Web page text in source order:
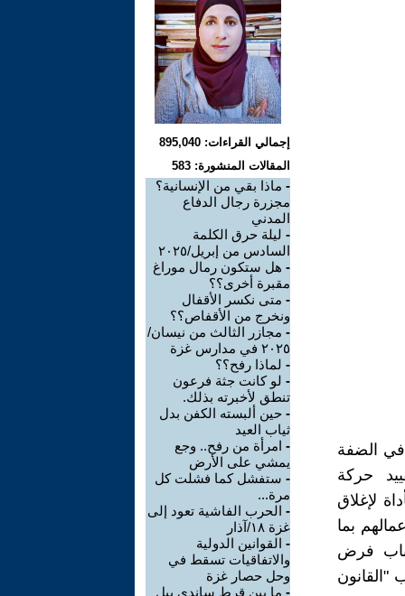
في الضفة
حركة
لإغلاق
بما
باب فرض
"القانون
إجمالي القراءات: 895,040
المقالات المنشورة: 583
- ماذا بقي من الإنسانية؟
مجزرة رجال الدفاع
المدني
- ليلة حرق الكلمة
السادس من إبريل/٢٠٢٥
- هل ستكون رمال موراغ
مقبرة أخرى؟؟
- متى نكسر الأقفال
ونخرج من الأقفاص؟؟
- مجازر الثالث من نيسان/
٢٠٢٥ في مدارس غزة
- لماذا رفح؟؟
- لو كانت جثة فرعون
تنطق لأخبرته بذلك.
- حين ألبسته الكفن بدل
ثياب العيد
- امرأة من رفح.. وجع
يمشي على الأرض
- ستفشل كما فشلت كل
مرة...
- الحرب الفاشية تعود إلى
غزة ١٨/آذار
- القوانين الدولية
والاتفاقيات تسقط في
وحل حصار غزة
- ما بين قرط ساندي بيل